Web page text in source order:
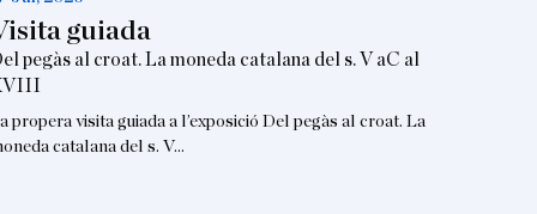
guiada
pegàs al croat. La moneda catalana del s. V aC al
propera visita guiada a l’exposició Del pegàs al croat. La
catalana del s. V…